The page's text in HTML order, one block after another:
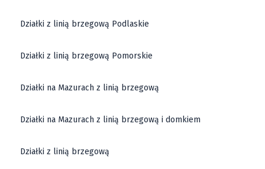
Działki z linią brzegową Podlaskie
Działki z linią brzegową Pomorskie
Działki na Mazurach z linią brzegową
Działki na Mazurach z linią brzegową i domkiem
Działki z linią brzegową